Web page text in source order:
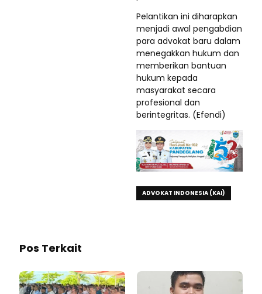
Pelantikan ini diharapkan
menjadi awal pengabdian
para advokat baru dalam
menegakkan hukum dan
memberikan bantuan
hukum kepada
masyarakat secara
profesional dan
berintegritas. (Efendi)
ADVOKAT INDONESIA (KAI)
Pos Terkait